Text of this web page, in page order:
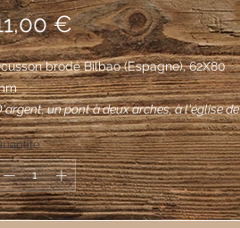
€Prix
brodé Bilbao (Espagne), 62X80
un pont à deux arches, à l'église de
Antón au naturel et à sa gauche deux
de sable, armés et lampassés de
l’un au-dessus de l’autre, à la
fascée ondée d'azur et d'argent
*